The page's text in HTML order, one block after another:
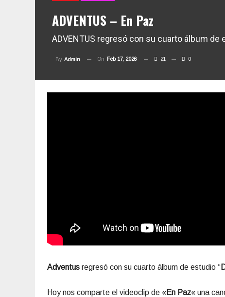
ADVENTUS – En Paz
ADVENTUS regresó con su cuarto álbum de
By Admin On Feb 17, 2026 21 0
Adventus regresó con su cuarto álbum de estudio “
Hoy nos comparte el videoclip de «En Paz« una